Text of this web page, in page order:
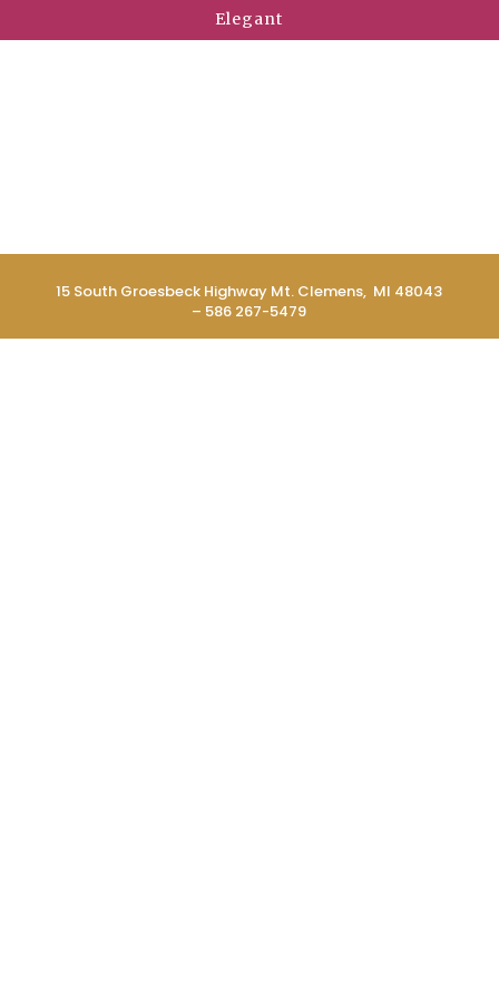
Elegant
15 South Groesbeck Highway Mt. Clemens, MI 48043
– 586 267-5479